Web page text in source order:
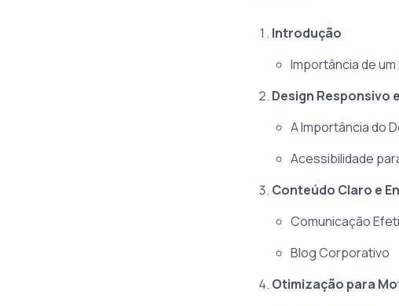
Introdução
Importância de
Design Responsivo
A Importância do
Acessibilidade
Conteúdo Claro e
Comunicação
Blog Corporativo
Otimização para